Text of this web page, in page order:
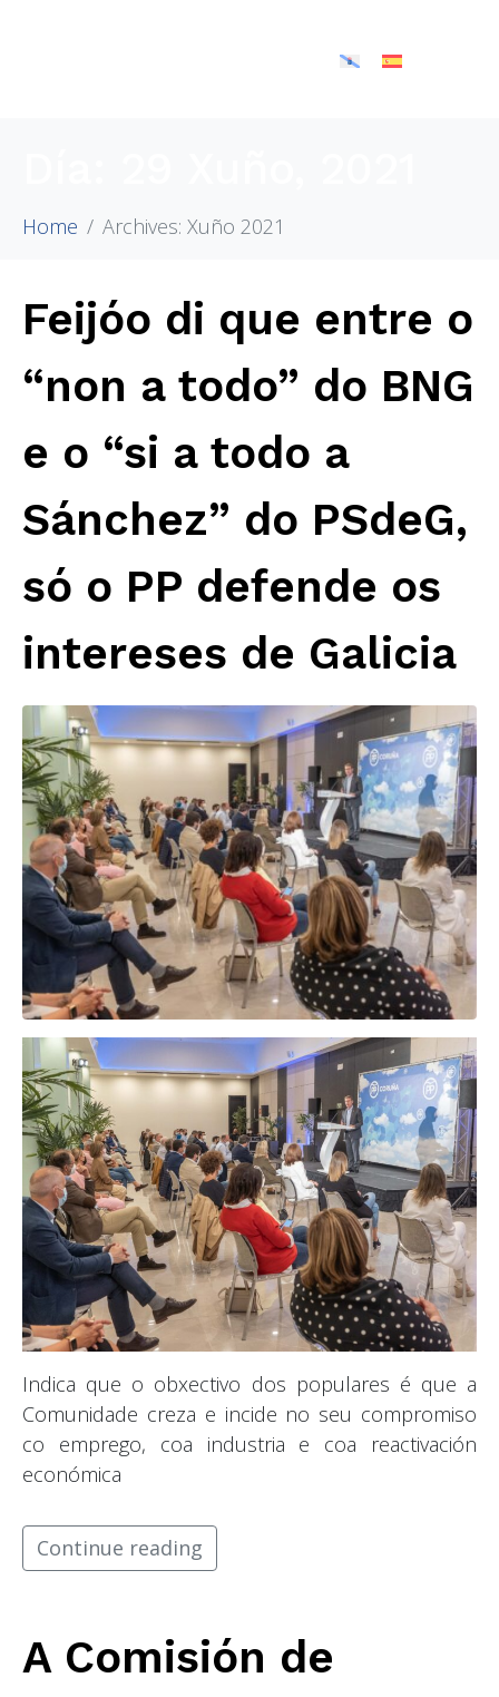
Home Archives: Xuño 2021
Feijóo di que entre o
“non a todo” do BNG
e o “si a todo a
Sánchez” do PSdeG,
só o PP defende os
intereses de Galicia
Indica que o obxectivo dos populares é que a
Comunidade creza e incide no seu compromiso
co emprego, coa industria e coa reactivación
económica
Continue reading
A Comisión de